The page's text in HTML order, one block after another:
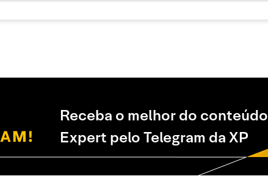
Receba o melhor do conteúdo
Expert pelo Telegram da XP